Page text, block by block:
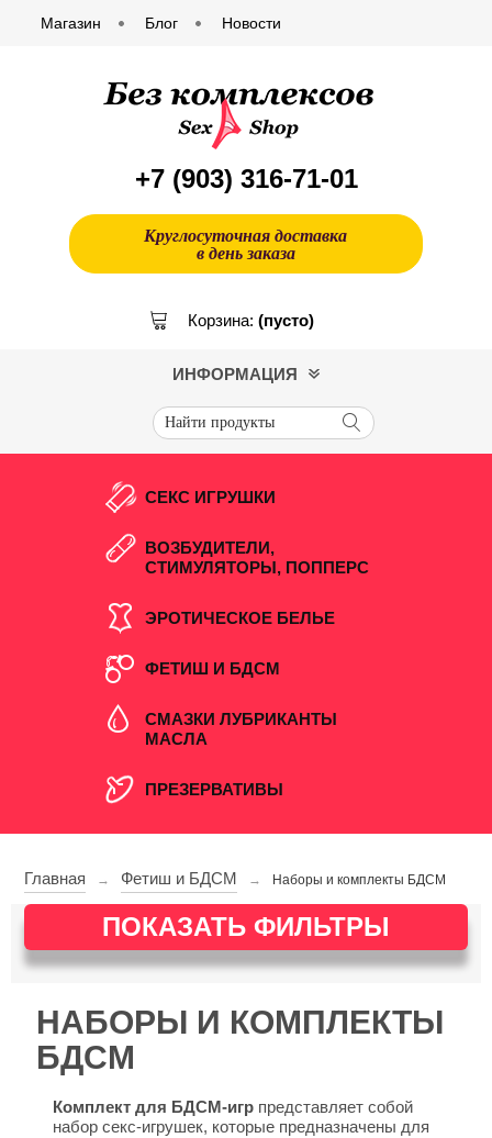
Магазин Блог Новости
+7 (903) 316-71-01
Круглосуточная доставка
в день заказа
Корзина: (пусто)
ИНФОРМАЦИЯ
СЕКС ИГРУШКИ
ВОЗБУДИТЕЛИ,
СТИМУЛЯТОРЫ, ПОППЕРС
ЭРОТИЧЕСКОЕ БЕЛЬЕ
ФЕТИШ И БДСМ
СМАЗКИ ЛУБРИКАНТЫ
МАСЛА
ПРЕЗЕРВАТИВЫ
Главная → Фетиш и БДСМ → Наборы и комплекты БДСМ
ПОКАЗАТЬ ФИЛЬТРЫ
НАБОРЫ И КОМПЛЕКТЫ
БДСМ
Комплект для БДСМ-игрпредставляет собой
набор секс-игрушек, которые предназначены для